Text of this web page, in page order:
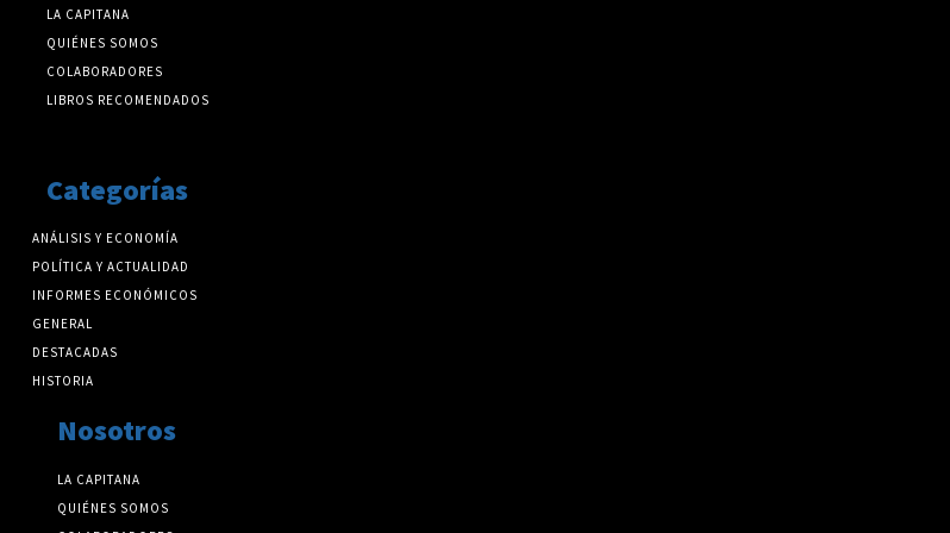
LA CAPITANA
QUIÉNES SOMOS
COLABORADORES
LIBROS RECOMENDADOS
Categorías
ANÁLISIS Y ECONOMÍA
POLÍTICA Y ACTUALIDAD
INFORMES ECONÓMICOS
GENERAL
DESTACADAS
HISTORIA
Nosotros
LA CAPITANA
QUIÉNES SOMOS